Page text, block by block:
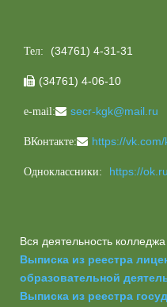
Тел: (34761) 4-31-31
 (34761) 4-06-10
e-mail: secr-kgk@mail.ru
ВКонтакте: https://
Одноклассники: https://
Вся деятельность
Выписка из реестра
образовательной
Выписка из реестра